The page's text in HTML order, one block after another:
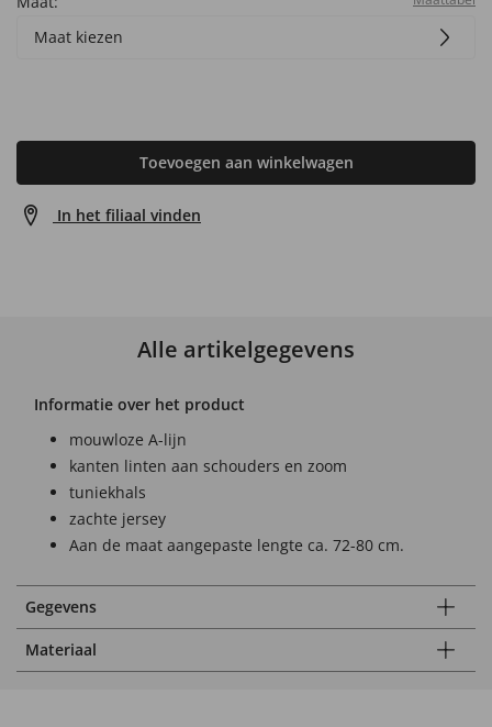
Maat kiezen
Toevoegen aan winkelwagen
In het filiaal vinden
Alle artikelgegevens
Informatie over het product
mouwloze A-lijn
kanten linten aan schouders en zoom
tuniekhals
zachte jersey
Aan de maat aangepaste lengte ca. 72-80 cm.
Gegevens
Materiaal